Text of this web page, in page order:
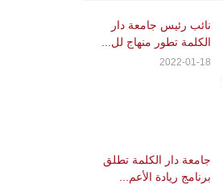
نائب رئيس جامعة دار
الكلمة تطور منهاج لل...
2022-01-18
جامعة دار الكلمة تطلق
برنامج ريادة الأعم...